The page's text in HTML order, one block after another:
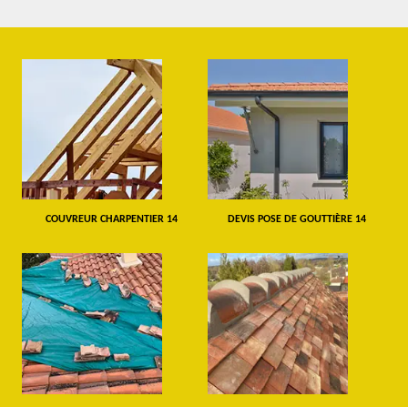
COUVREUR CHARPENTIER 14 DEVIS POSE DE GOUTTIÈRE 14